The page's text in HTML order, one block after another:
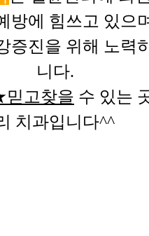
방에 힘쓰고 있으
증진을 위해 노력
니다.
믿고찾을 수 있는
치과입니다^^